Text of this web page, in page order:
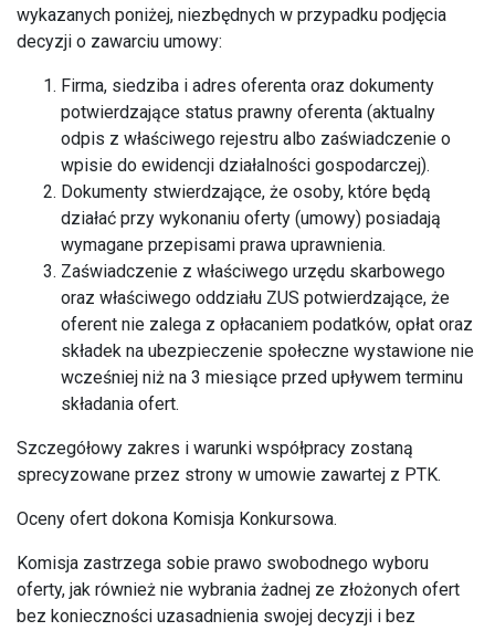
wykazanych poniżej, niezbędnych w przypadku podjęcia
decyzji o zawarciu umowy:
Firma, siedziba i adres oferenta oraz dokumenty
potwierdzające status prawny oferenta (aktualny
odpis z właściwego rejestru albo zaświadczenie o
wpisie do ewidencji działalności gospodarczej).
Dokumenty stwierdzające, że osoby, które będą
działać przy wykonaniu oferty (umowy) posiadają
wymagane przepisami prawa uprawnienia.
Zaświadczenie z właściwego urzędu skarbowego
oraz właściwego oddziału ZUS potwierdzające, że
oferent nie zalega z opłacaniem podatków, opłat oraz
składek na ubezpieczenie społeczne wystawione nie
wcześniej niż na 3 miesiące przed upływem terminu
składania ofert.
Szczegółowy zakres i warunki współpracy zostaną
sprecyzowane przez strony w umowie zawartej z PTK.
Oceny ofert dokona Komisja Konkursowa.
Komisja zastrzega sobie prawo swobodnego wyboru
oferty, jak również nie wybrania żadnej ze złożonych ofert
bez konieczności uzasadnienia swojej decyzji i bez